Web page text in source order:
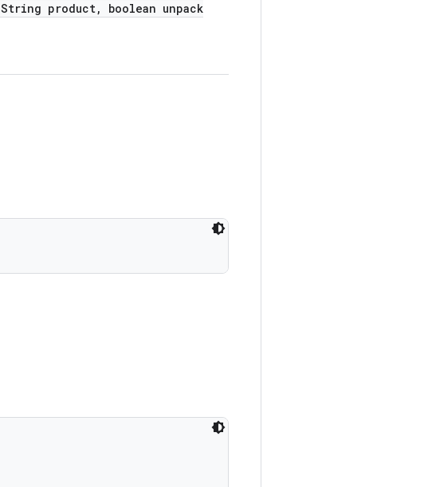
String product,
boolean unpack